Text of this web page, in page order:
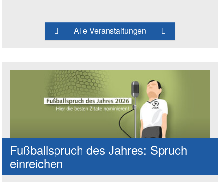
Alle Veranstaltungen
Fußballspruch des Jahres: Spruch
einreichen